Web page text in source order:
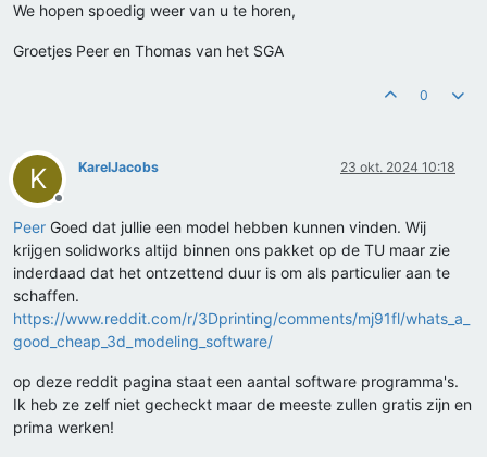
We hopen spoedig weer van u te horen,
Groetjes Peer en Thomas van het SGA
0
K
Offline
KarelJacobs 23 okt. 2024 10:18
Peer Goed dat jullie een model hebben kunnen vinden. Wij
krijgen solidworks altijd binnen ons pakket op de TU maar zie
inderdaad dat het ontzettend duur is om als particulier aan te
schaffen.
https://www.reddit.com/r/3Dprinting/comments/mj91fl/whats_a_
good_cheap_3d_modeling_software/
op deze reddit pagina staat een aantal software programma's.
Ik heb ze zelf niet gecheckt maar de meeste zullen gratis zijn en
prima werken!